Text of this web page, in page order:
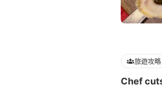
旅遊攻略
Chef